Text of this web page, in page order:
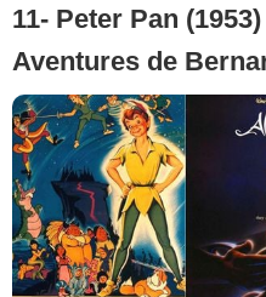
11- Peter Pan
Aventures de